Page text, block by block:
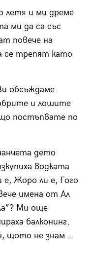
летя и ми дреме
ми да са със
повече на
се трепят като
обсъждаме.
и лошите
постъпвате по
дето
водката
Жоро ли е, Гого
имена от Ал
Ми още
балконинг.
щото не знам …